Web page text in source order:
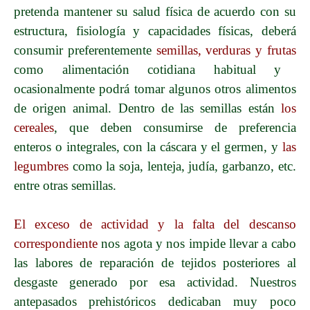
pretenda mantener su salud física de acuerdo con su
estructura, fisiología y capacidades físicas, deberá
consumir preferentemente semillas, verduras y frutas
como alimentación cotidiana habitual y
ocasionalmente podrá tomar algunos otros alimentos
de origen animal. Dentro de las semillas están los
cereales, que deben consumirse de preferencia
enteros o integrales, con la cáscara y el germen, y las
legumbres como la soja, lenteja, judía, garbanzo, etc.
entre otras semillas.
El exceso de actividad y la falta del descanso
correspondiente nos agota y nos impide llevar a cabo
las labores de reparación de tejidos posteriores al
desgaste generado por esa actividad. Nuestros
antepasados prehistóricos dedicaban muy poco